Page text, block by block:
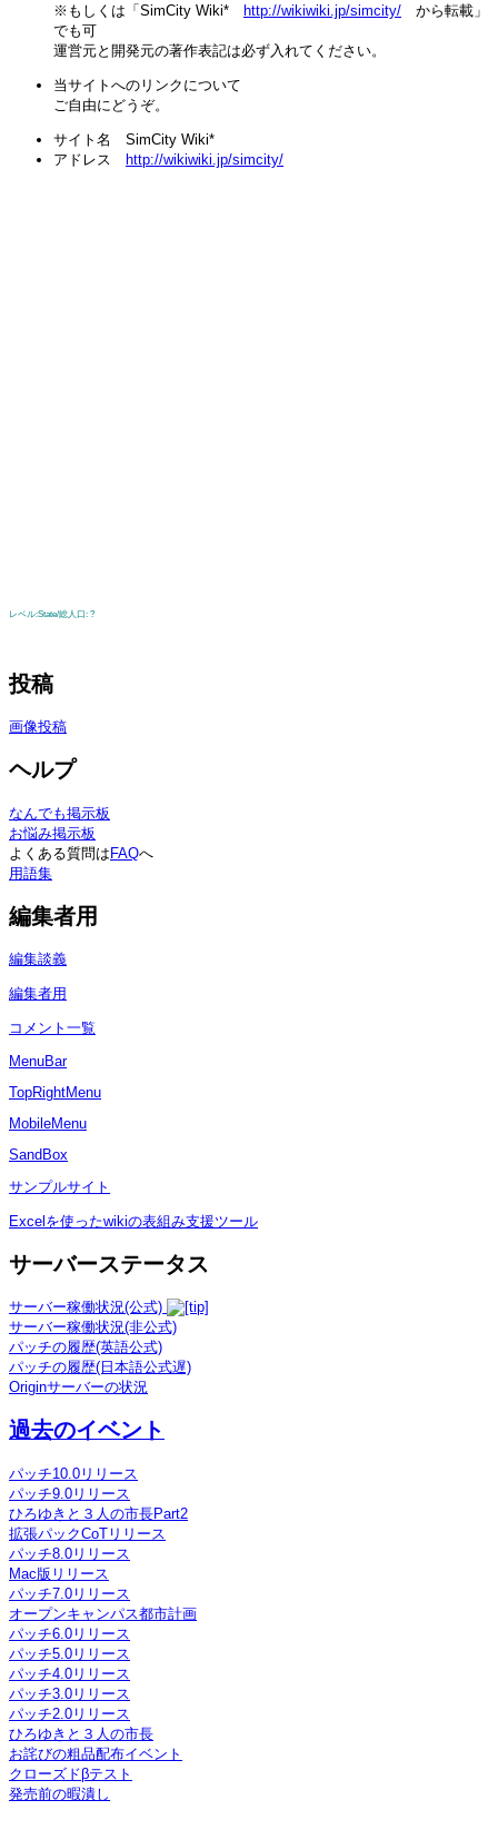
※もしくは「SimCity Wiki*
http://wikiwiki.jp/simcity/ から転載」
でも可
運営元と開発元の著作表記は必ず入れてください。
当サイトへのリンクについて
ご自由にどうぞ。
サイト名 SimCity Wiki*
アドレス
http://wikiwiki.jp/simcity/
レベル:State/総人口: ?
投稿
画像投稿
ヘルプ
なんでも掲示板
お悩み掲示板
よくある質問はFAQへ
用語集
編集者用
編集談義
編集者用
コメント一覧
MenuBar
TopRightMenu
MobileMenu
SandBox
サンプルサイト
Excelを使ったwikiの表組み支援ツール
サーバーステータス
サーバー稼働状況(公式)
サーバー稼働状況(非公式)
パッチの履歴(英語公式)
パッチの履歴(日本語公式遅)
Originサーバーの状況
過去のイベント
パッチ10.0リリース
パッチ9.0リリース
ひろゆきと３人の市長Part2
拡張パックCoTリリース
パッチ8.0リリース
Mac版リリース
パッチ7.0リリース
オープンキャンパス都市計画
パッチ6.0リリース
パッチ5.0リリース
パッチ4.0リリース
パッチ3.0リリース
パッチ2.0リリース
ひろゆきと３人の市長
お詫びの粗品配布イベント
クローズドβテスト
発売前の暇潰し